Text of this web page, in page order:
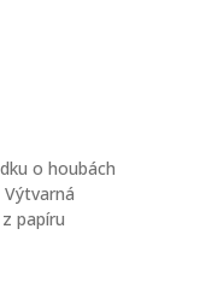
o houbách
papíru